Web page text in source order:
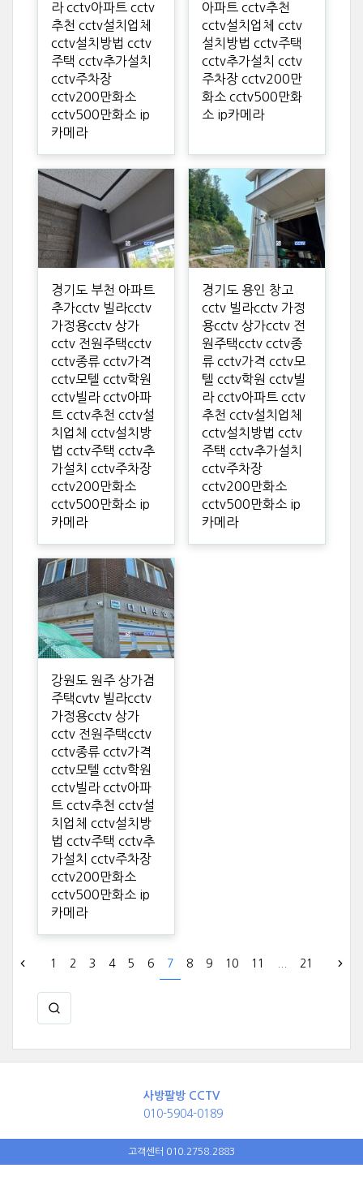
라 cctv아파트 cctv
추천 cctv설치업체
cctv설치방법 cctv
주택 cctv추가설치
cctv주차장
cctv200만화소
cctv500만화소 ip
카메라
아파트 cctv추천
cctv설치업체 cctv
설치방법 cctv주택
cctv추가설치 cctv
주차장 cctv200만
화소 cctv500만화
소 ip카메라
경기도 부천 아파트
추가cctv 빌라cctv
가정용cctv 상가
cctv 전원주택cctv
cctv종류 cctv가격
cctv모텔 cctv학원
cctv빌라 cctv아파
트 cctv추천 cctv설
치업체 cctv설치방
법 cctv주택 cctv추
가설치 cctv주차장
cctv200만화소
cctv500만화소 ip
카메라
경기도 용인 창고
cctv 빌라cctv 가정
용cctv 상가cctv 전
원주택cctv cctv종
류 cctv가격 cctv모
텔 cctv학원 cctv빌
라 cctv아파트 cctv
추천 cctv설치업체
cctv설치방법 cctv
주택 cctv추가설치
cctv주차장
cctv200만화소
cctv500만화소 ip
카메라
강원도 원주 상가겸
주택cvtv 빌라cctv
가정용cctv 상가
cctv 전원주택cctv
cctv종류 cctv가격
cctv모텔 cctv학원
cctv빌라 cctv아파
트 cctv추천 cctv설
치업체 cctv설치방
법 cctv주택 cctv추
가설치 cctv주차장
cctv200만화소
cctv500만화소 ip
카메라
1 2 3 4 5 6 7 8 9 10 11 21
사방팔방 CCTV
010-5904-0189
고객센터 010.2758.2883